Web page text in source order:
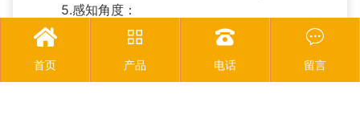
5.感知角度：

首页

产品

电话

留言